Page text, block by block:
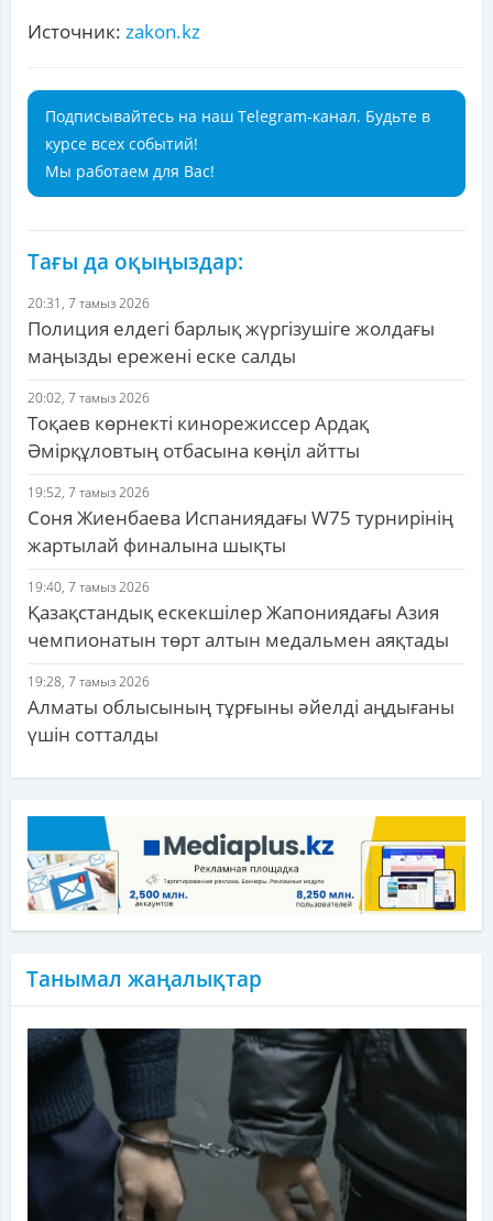
Источник: zakon.kz
Подписывайтесь на наш Telegram-канал. Будьте в
курсе всех событий!
Мы работаем для Вас!
Тағы да оқыңыздар:
20:31, 7 тамыз 2026
Полиция елдегі барлық жүргізушіге жолдағы
маңызды ережені еске салды
20:02, 7 тамыз 2026
Тоқаев көрнекті кинорежиссер Ардақ
Әмірқұловтың отбасына көңіл айтты
19:52, 7 тамыз 2026
Соня Жиенбаева Испаниядағы W75 турнирінің
жартылай финалына шықты
19:40, 7 тамыз 2026
Қазақстандық ескекшілер Жапониядағы Азия
чемпионатын төрт алтын медальмен аяқтады
19:28, 7 тамыз 2026
Алматы облысының тұрғыны әйелді аңдығаны
үшін сотталды
Танымал жаңалықтар